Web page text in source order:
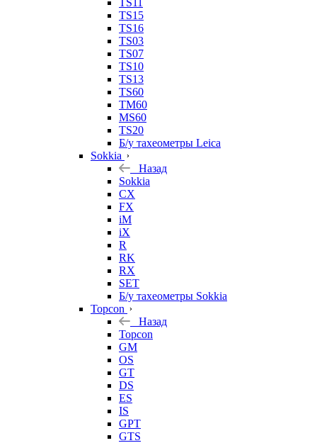
TS11
TS15
TS16
TS03
TS07
TS10
TS13
TS60
TM60
MS60
TS20
Б/у тахеометры Leica
Sokkia
Назад
Sokkia
CX
FX
iM
iX
R
RK
RX
SET
Б/у тахеометры Sokkia
Topcon
Назад
Topcon
GM
OS
GT
DS
ES
IS
GPT
GTS